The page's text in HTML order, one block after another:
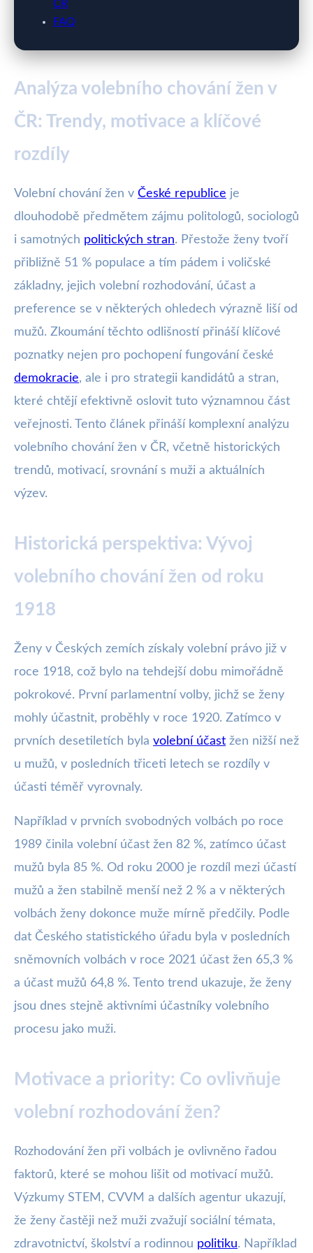
ČR
FAQ
Analýza volebního chování žen v
ČR: Trendy, motivace a klíčové
rozdíly
Volební chování žen v České republice je
dlouhodobě předmětem zájmu politologů, sociologů
i samotných politických stran. Přestože ženy tvoří
přibližně 51 % populace a tím pádem i voličské
základny, jejich volební rozhodování, účast a
preference se v některých ohledech výrazně liší od
mužů. Zkoumání těchto odlišností přináší klíčové
poznatky nejen pro pochopení fungování české
demokracie, ale i pro strategii kandidátů a stran,
které chtějí efektivně oslovit tuto významnou část
veřejnosti. Tento článek přináší komplexní analýzu
volebního chování žen v ČR, včetně historických
trendů, motivací, srovnání s muži a aktuálních
výzev.
Historická perspektiva: Vývoj
volebního chování žen od roku
1918
Ženy v Českých zemích získaly volební právo již v
roce 1918, což bylo na tehdejší dobu mimořádně
pokrokové. První parlamentní volby, jichž se ženy
mohly účastnit, proběhly v roce 1920. Zatímco v
prvních desetiletích byla volební účast žen nižší než
u mužů, v posledních třiceti letech se rozdíly v
účasti téměř vyrovnaly.
Například v prvních svobodných volbách po roce
1989 činila volební účast žen 82 %, zatímco účast
mužů byla 85 %. Od roku 2000 je rozdíl mezi účastí
mužů a žen stabilně menší než 2 % a v některých
volbách ženy dokonce muže mírně předčily. Podle
dat Českého statistického úřadu byla v posledních
sněmovních volbách v roce 2021 účast žen 65,3 %
a účast mužů 64,8 %. Tento trend ukazuje, že ženy
jsou dnes stejně aktivními účastníky volebního
procesu jako muži.
Motivace a priority: Co ovlivňuje
volební rozhodování žen?
Rozhodování žen při volbách je ovlivněno řadou
faktorů, které se mohou lišit od motivací mužů.
Výzkumy STEM, CVVM a dalších agentur ukazují,
že ženy častěji než muži zvažují sociální témata,
zdravotnictví, školství a rodinnou politiku. Například